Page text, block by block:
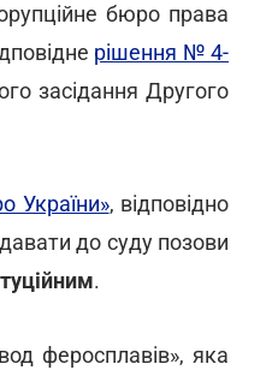
бюро права
рішення № 4-
засідання Другого
України», відповідно
до суду позови
.
феросплавів», яка